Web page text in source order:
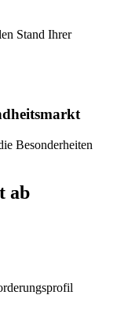
Stand Ihrer
Besonderheiten
ab